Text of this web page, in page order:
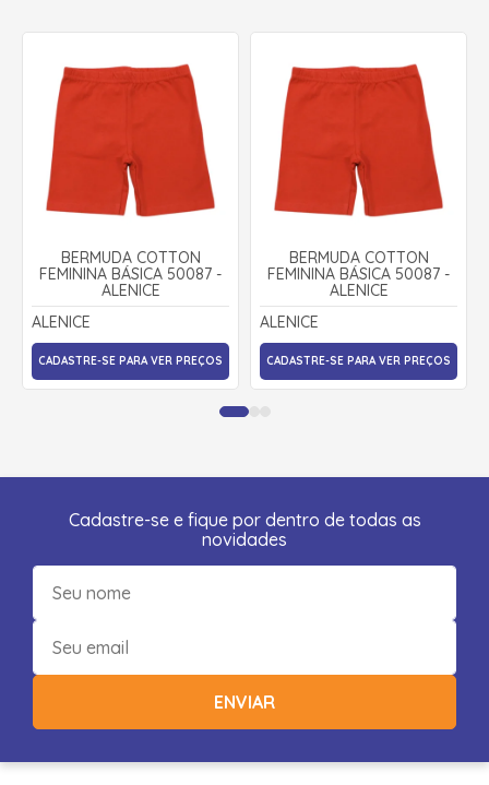
BERMUDA COTTON
FEMININA BÁSICA 50087 -
ALENICE
ALENICE
CADASTRE-SE PARA VER PREÇOS
BERMUDA COTTON
FEMININA BÁSICA 50087 -
ALENICE
ALENICE
CADASTRE-SE PARA VER PREÇOS
Cadastre-se e fique por dentro de todas as
novidades
ENVIAR